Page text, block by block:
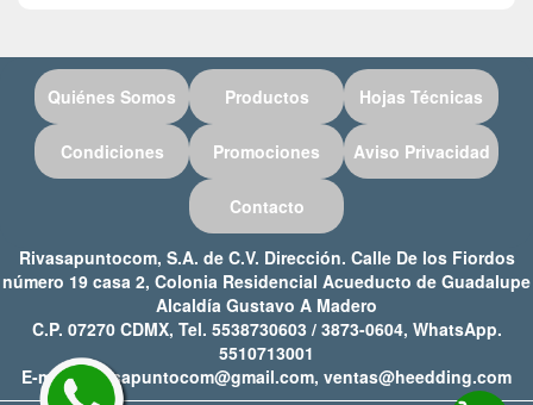
Quiénes Somos Productos Hojas Técnicas
Condiciones Promociones Aviso Privacidad
Contacto
Rivasapuntocom, S.A. de C.V. Dirección. Calle De los Fiordos
número 19 casa 2, Colonia Residencial Acueducto de Guadalupe
Alcaldía Gustavo A Madero
C.P. 07270 CDMX, Tel. 5538730603 / 3873-0604, WhatsApp.
5510713001
E-mail: rivasapuntocom@gmail.com, ventas@heedding.com